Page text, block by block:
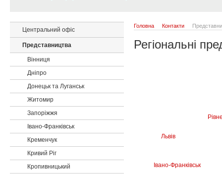
Головна Контакти
Регіональні
Івано-Франківськ
Львів
Центральний офіс
Представництва
Вінниця
Дніпро
Донецьк та Луганськ
Житомир
Запоріжжя
Івано-Франківськ
Кременчук
Кривий Ріг
Кропивницький